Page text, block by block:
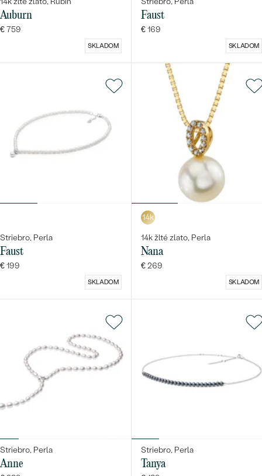
Auburn
€ 759
SKLADOM
Faust
€ 169
SKLADOM
Striebro, Perla
Faust
€ 199
SKLADOM
14k
14k žlté zlato, Perla
Nana
€ 269
SKLADOM
Striebro, Perla
Anne
Striebro, Perla
Tanya